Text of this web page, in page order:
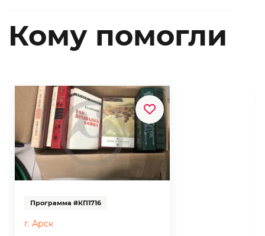
Кому помогли
Программа #КП1716
г. Арск